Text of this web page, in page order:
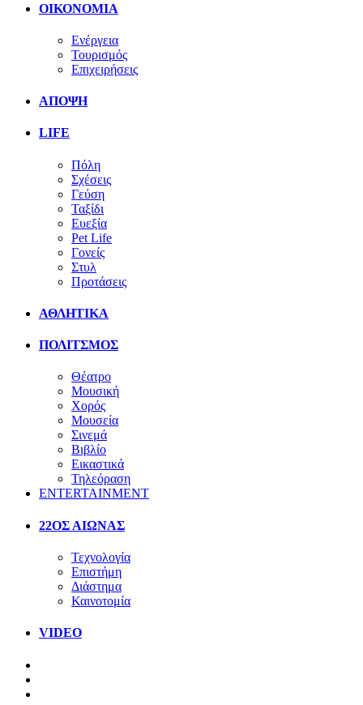
ΟΙΚΟΝΟΜΙΑ
Ενέργεια
Τουρισμός
Επιχειρήσεις
ΑΠΟΨΗ
LIFE
Πόλη
Σχέσεις
Γεύση
Ταξίδι
Ευεξία
Pet Life
Γονείς
Στυλ
Προτάσεις
ΑΘΛΗΤΙΚΑ
ΠΟΛΙΤΣΜΟΣ
Θέατρο
Μουσική
Χορός
Μουσεία
Σινεμά
Βιβλίο
Εικαστικά
Τηλεόραση
ENTERTAINMENT
22ΟΣ ΑΙΩΝΑΣ
Τεχνολογία
Επιστήμη
Διάστημα
Καινοτομία
VIDEO